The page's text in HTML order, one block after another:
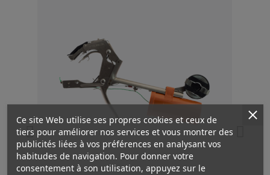
Ce site Web utilise ses propres cookies et ceux de
tiers pour améliorer nos services et vous montrer des
publicités liées à vos préférences en analysant vos
habitudes de navigation. Pour donner votre
consentement à son utilisation, appuyez sur le